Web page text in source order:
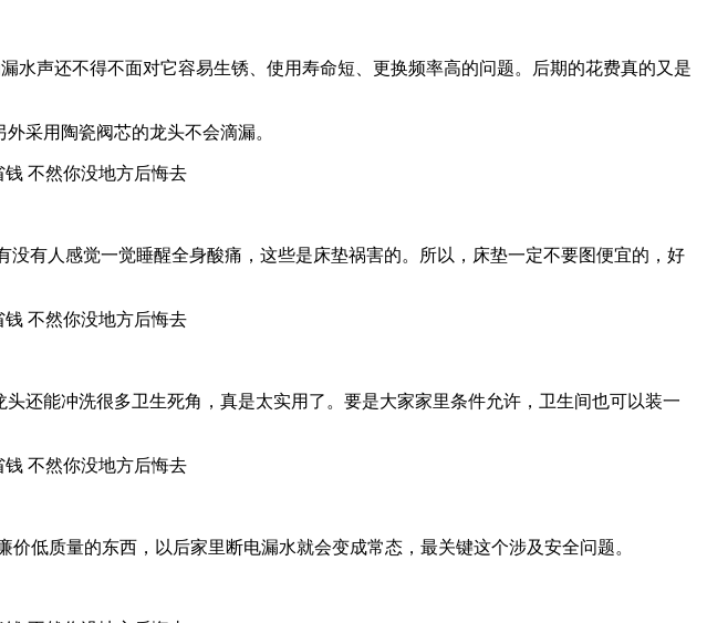
声还不得不面对它容易生锈、使用寿命短、更换频率高的问题。后期的花费真的又是
采用陶瓷阀芯的龙头不会滴漏。
有人感觉一觉睡醒全身酸痛，这些是床垫祸害的。所以，床垫一定不要图便宜的，好
还能冲洗很多卫生死角，真是太实用了。要是大家家里条件允许，卫生间也可以装一
低质量的东西，以后家里断电漏水就会变成常态，最关键这个涉及安全问题。